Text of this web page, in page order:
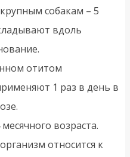
собакам – 5
вдоль
отитом
1 раз в день в
возраста.
относится к